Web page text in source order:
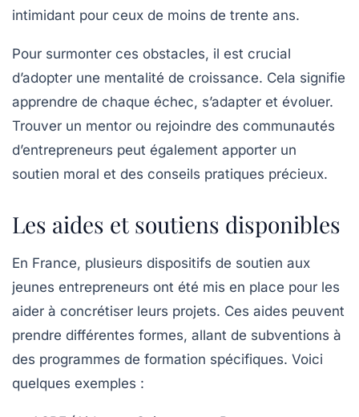
intimidant pour ceux de moins de trente ans.
Pour surmonter ces obstacles, il est crucial
d’adopter une mentalité de croissance. Cela signifie
apprendre de chaque échec, s’adapter et évoluer.
Trouver un mentor ou rejoindre des communautés
d’entrepreneurs peut également apporter un
soutien moral et des conseils pratiques précieux.
Les aides et soutiens disponibles
En France, plusieurs dispositifs de soutien aux
jeunes entrepreneurs ont été mis en place pour les
aider à concrétiser leurs projets. Ces aides peuvent
prendre différentes formes, allant de subventions à
des programmes de formation spécifiques. Voici
quelques exemples :